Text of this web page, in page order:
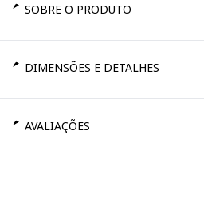
SOBRE O PRODUTO
DIMENSÕES E DETALHES
AVALIAÇÕES